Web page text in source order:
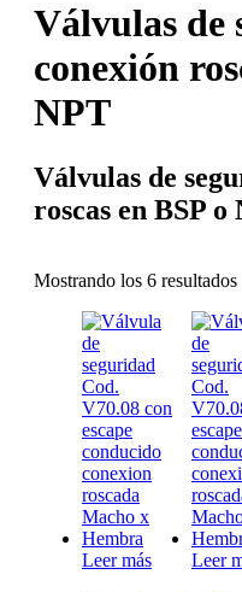
Válvulas de
conexión
NPT
Válvulas de
roscas en BSP o
Mostrando los 6 resultados
Leer más Leer